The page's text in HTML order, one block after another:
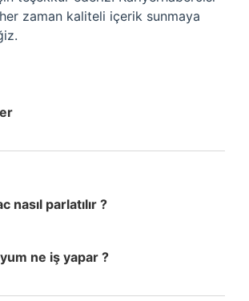
zaman kaliteli içerik sunmaya
nasıl parlatılır ?
ne iş yapar ?